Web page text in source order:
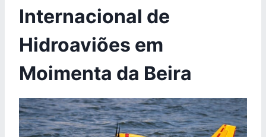
Internacional de
Hidroaviões em
Moimenta da Beira